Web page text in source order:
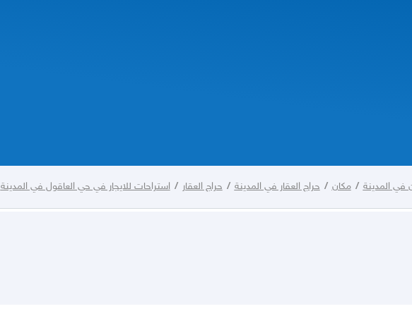
في المدينة / مكان / حراج العقار في المدينة / حراج العقار / استراحات للايجار في حي العاقول في المدينة